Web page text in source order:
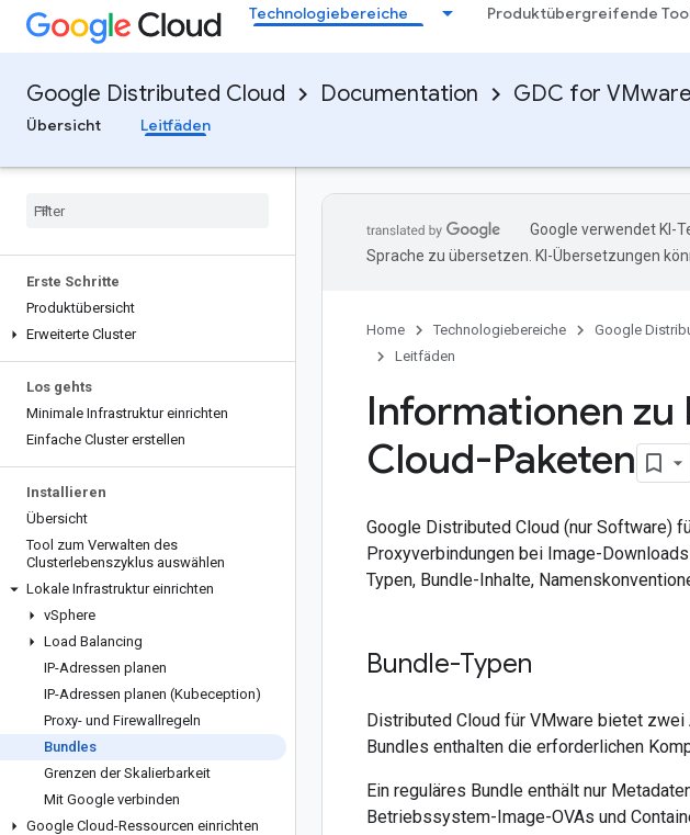
Technologiebereiche Produktübergreifende
Google Distributed Cloud Documentation GDC for VMware
Übersicht
Leitfäden
Erste Schritte
Produktübersicht
Erweiterte Cluster
Los gehts
Minimale Infrastruktur einrichten
Einfache Cluster erstellen
Installieren
Übersicht
Tool zum Verwalten des
Clusterlebenszyklus auswählen
Lokale Infrastruktur einrichten
vSphere
Load Balancing
IP-Adressen planen
IP-Adressen planen (Kubeception)
Proxy- und Firewallregeln
Bundles
Grenzen der Skalierbarkeit
Mit Google verbinden
Google Cloud-Ressourcen einrichten
Google verwendet KI-
Sprache zu übersetzen. KI-Übersetzungen
Home Technologiebereiche Google
Leitfäden
Informationen
Cloud-Paketen
Google Distributed Cloud (nur Software)
Proxyverbindungen bei Image-
Typen, Bundle-Inhalte,
Bundle-Typen
Distributed Cloud für VMware bietet
Bundles enthalten die erforderlichen
Ein reguläres Bundle enthält nur
Betriebssystem-Image-OVAs und